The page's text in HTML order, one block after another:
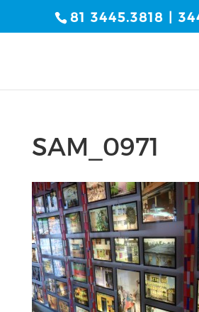
81 3445.3818 |
SAM_0971